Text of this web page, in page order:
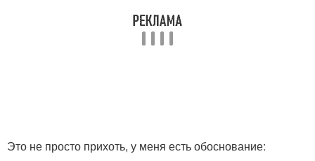
Это не просто прихоть, у меня есть обоснование: